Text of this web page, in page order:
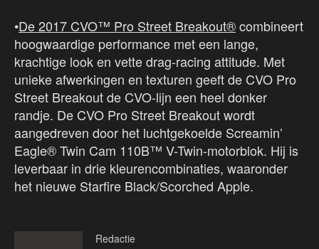
•De 2017 CVO™ Pro Street Breakout®combineert
hoogwaardige performance met een lange,
krachtige look en vette drag-racing attitude. Met
unieke afwerkingen en texturen geeft de CVO Pro
Street Breakout de CVO-lijn een heel donker
randje. De CVO Pro Street Breakout wordt
aangedreven door het luchtgekoelde Screamin’
Eagle® Twin Cam 110B™ V-Twin-motorblok. Hij is
leverbaar in drie kleurencombinaties, waaronder
het nieuwe Starfire Black/Scorched Apple.
Redactie